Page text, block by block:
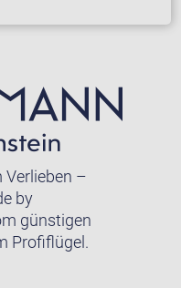
Verlieben –
by
günstigen
Profiflügel.